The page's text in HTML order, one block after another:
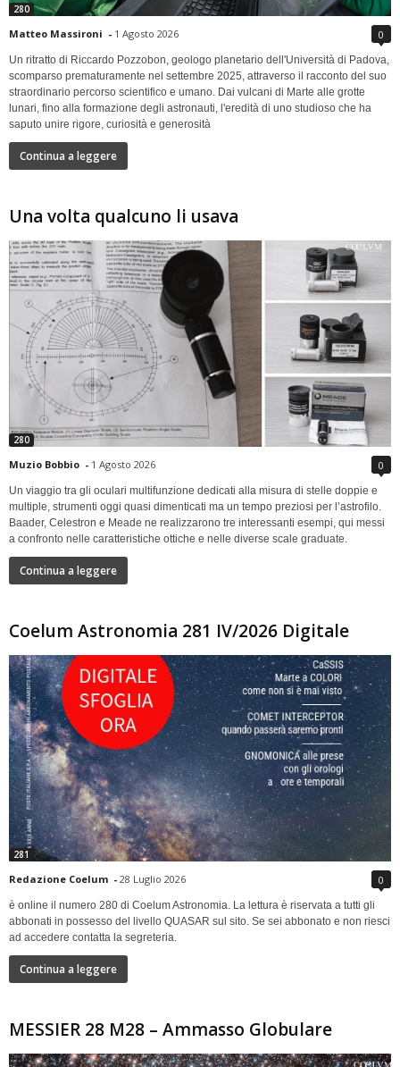
280
Matteo Massironi - 1 Agosto 2026 0
Un ritratto di Riccardo Pozzobon, geologo planetario dell'Università di Padova,
scomparso prematuramente nel settembre 2025, attraverso il racconto del suo
straordinario percorso scientifico e umano. Dai vulcani di Marte alle grotte
lunari, fino alla formazione degli astronauti, l'eredità di uno studioso che ha
saputo unire rigore, curiosità e generosità
Continua a leggere
Una volta qualcuno li usava
280
Muzio Bobbio - 1 Agosto 2026 0
Un viaggio tra gli oculari multifunzione dedicati alla misura di stelle doppie e
multiple, strumenti oggi quasi dimenticati ma un tempo preziosi per l’astrofilo.
Baader, Celestron e Meade ne realizzarono tre interessanti esempi, qui messi
a confronto nelle caratteristiche ottiche e nelle diverse scale graduate.
Continua a leggere
Coelum Astronomia 281 IV/2026 Digitale
281
Redazione Coelum - 28 Luglio 2026 0
è online il numero 280 di Coelum Astronomia. La lettura è riservata a tutti gli
abbonati in possesso del livello QUASAR sul sito. Se sei abbonato e non riesci
ad accedere contatta la segreteria.
Continua a leggere
MESSIER 28 M28 – Ammasso Globulare